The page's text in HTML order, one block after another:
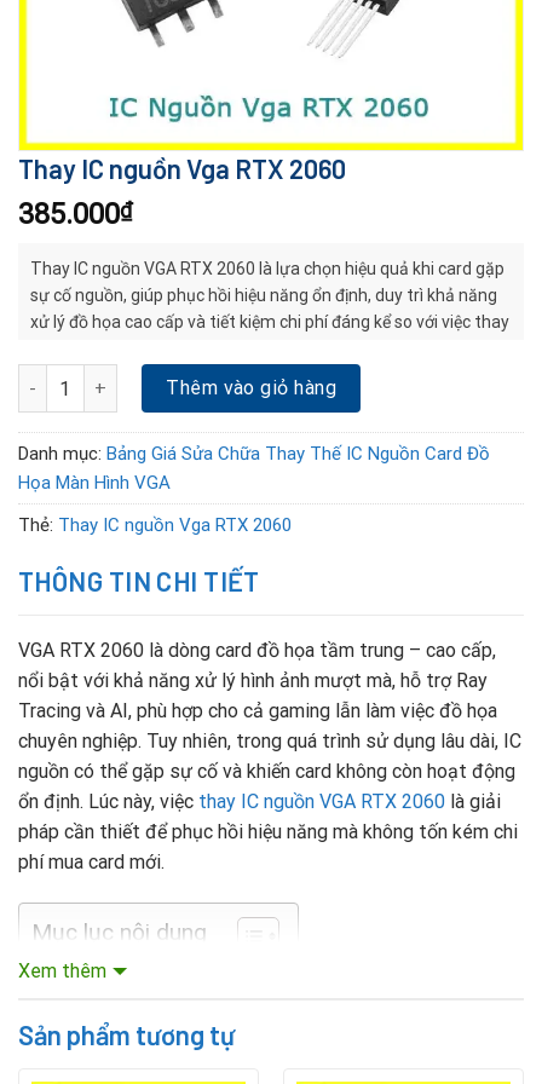
Thay IC nguồn Vga RTX 2060
385.000₫
Thay IC nguồn VGA RTX 2060 là lựa chọn hiệu quả khi card gặp
sự cố nguồn, giúp phục hồi hiệu năng ổn định, duy trì khả năng
xử lý đồ họa cao cấp và tiết kiệm chi phí đáng kể so với việc thay
Thay IC nguồn Vga RTX 2060 số lượng
Thêm vào giỏ hàng
Danh mục: Bảng Giá Sửa Chữa Thay Thế IC Nguồn Card Đồ
Họa Màn Hình VGA
Thẻ: Thay IC nguồn Vga RTX 2060
THÔNG TIN CHI TIẾT
VGA RTX 2060 là dòng card đồ họa tầm trung – cao cấp,
nổi bật với khả năng xử lý hình ảnh mượt mà, hỗ trợ Ray
Tracing và AI, phù hợp cho cả gaming lẫn làm việc đồ họa
chuyên nghiệp. Tuy nhiên, trong quá trình sử dụng lâu dài, IC
nguồn có thể gặp sự cố và khiến card không còn hoạt động
ổn định. Lúc này, việc thay IC nguồn VGA RTX 2060 là giải
pháp cần thiết để phục hồi hiệu năng mà không tốn kém chi
phí mua card mới.
Mục lục nội dung
Máy tính không nhận VGA, chỉ hiển thị bằng card onboard.
Xem thêm
Sản phẩm tương tự